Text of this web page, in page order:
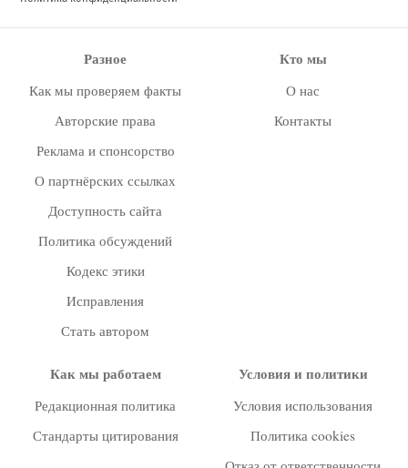
Разное
Как мы проверяем факты
Авторские права
Реклама и спонсорство
О партнёрских ссылках
Доступность сайта
Политика обсуждений
Кодекс этики
Исправления
Стать автором
Кто мы
О нас
Контакты
Как мы работаем
Редакционная политика
Стандарты цитирования
Условия и политики
Условия использования
Политика cookies